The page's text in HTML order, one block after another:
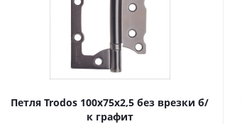
Петля Trodos 100x75x2,5 без врезки б/
к графит